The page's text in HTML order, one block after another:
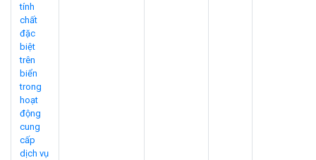
tính
chất
đặc
biệt
trên
biển
trong
hoạt
động
cung
cấp
dịch vụ